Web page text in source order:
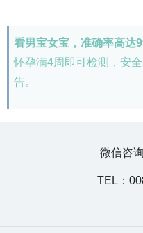
看男宝女宝，准确率高达
怀孕满4周即可检测，安
告。
微信咨
TEL：